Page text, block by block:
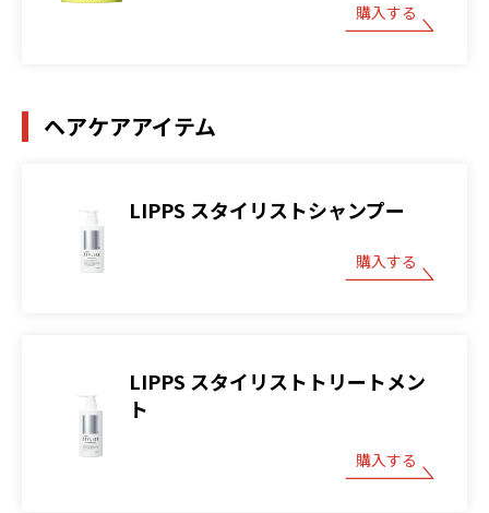
購入する
ヘアケアアイテム
LIPPS スタイリストシャンプー
購入する
LIPPS スタイリストトリートメン
ト
購入する